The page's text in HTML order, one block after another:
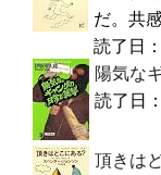
だ。共
読了日
陽気な
読了日
頂きは